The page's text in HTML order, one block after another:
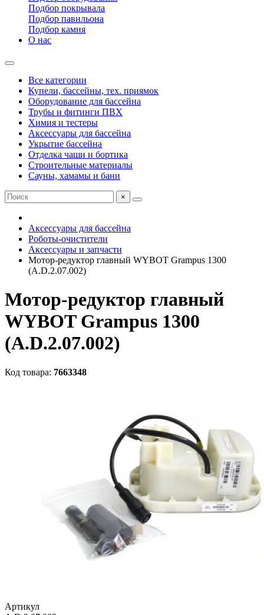
Подбор покрывала
Подбор павильона
Подбор камня
О нас
Все категории
Купели, бассейны, тех. приямок
Оборудование для бассейна
Трубы и фитинги ПВХ
Химия и тестеры
Аксессуары для бассейна
Укрытие бассейна
Отделка чаши и бортика
Строительные материалы
Сауны, хамамы и бани
×
Аксессуары для бассейна
Роботы-очистители
Аксессуары и запчасти
Мотор-редуктор главный WYBOT Grampus 1300
(A.D.2.07.002)
Мотор-редуктор главный
WYBOT Grampus 1300
(A.D.2.07.002)
Код товара: 7663348
Артикул